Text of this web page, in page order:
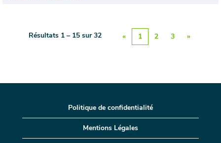
Résultats 1 – 15sur32 « 1 2 3 »
Politique de confidentialité
Mentions Légales